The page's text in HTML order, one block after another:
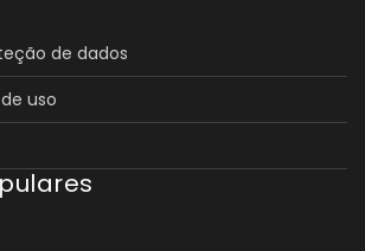
de dados
uso